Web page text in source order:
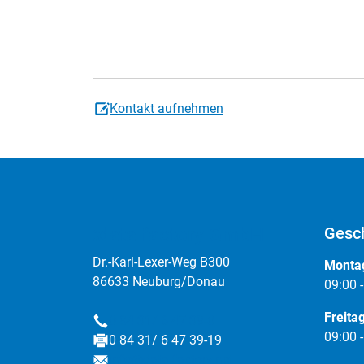
Kontakt aufnehmen
Dr.-Karl-Lexer-Weg B300
86633 Neuburg/Donau
Telefon
Fax
0 84 31/ 6 47 39-19
09:00
09:00